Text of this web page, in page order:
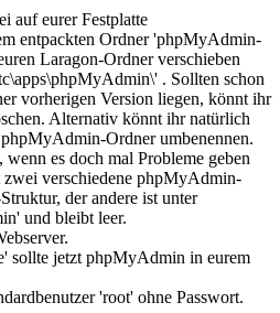
auf eurer Festplatte
entpackten Ordner 'phpMyAdmin-
Laragon-Ordner verschieben
. Sollten schon
vorherigen Version liegen, könnt ihr
Alternativ könnt ihr natürlich
Ordner umbenennen.
es doch mal Probleme geben
verschiedene phpMyAdmin-
der andere ist unter
und bleibt leer.
sollte jetzt phpMyAdmin in eurem
'root' ohne Passwort.